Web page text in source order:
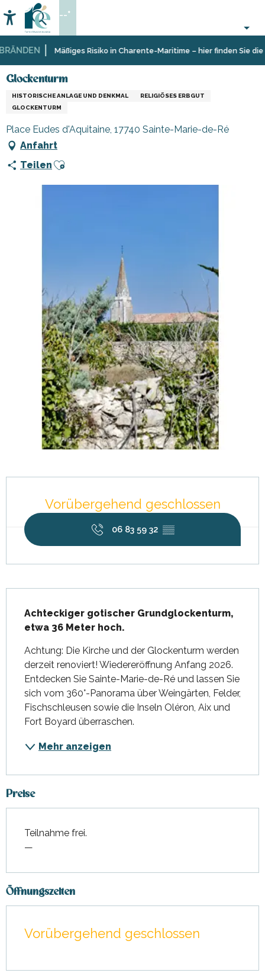
au
contenu
principal
Mäßiges Risiko in Charente-Maritime – hier finden Sie die
Accessibilité
Suche
--°
Startseite
Organisieren
Freizeit
Sehenswürdigkeiten,
MuseenGlockenturm
Glockenturm
HISTORISCHE ANLAGE UND DENKMAL
RELIGIÖSES ERBGUT
GLOCKENTURM
Place Eudes d'Aquitaine, 17740 Sainte-Marie-de-Ré
Anfahrt
Teilen Ajouter aux favoris
Vorübergehend geschlossen
06 83 59 32 ▒▒
Achteckiger gotischer Grundglockenturm,
etwa 36 Meter hoch.
Achtung: Die Kirche und der Glockenturm werden
derzeit renoviert! Wiedereröffnung Anfang 2026.
Entdecken Sie Sainte-Marie-de-Ré und lassen Sie
sich vom 360°-Panorama über Weingärten, Felder,
Fischschleusen sowie die Inseln Oléron, Aix und
Fort Boyard überraschen.
Mehr anzeigen
Preise
Teilnahme frei.
—
Öffnungszeiten
Vorübergehend geschlossen